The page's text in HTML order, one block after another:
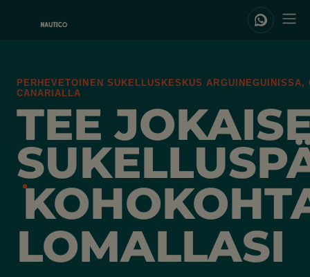
PERHEVETOINEN SUKELLUSKESKUS ARGUINEGUINISSA,
CANARIALLA
TEE
LOMALLASI